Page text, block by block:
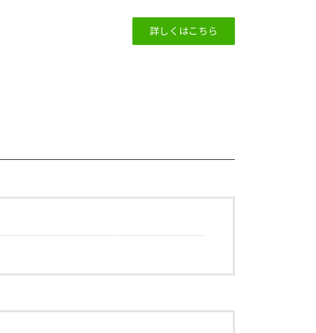
詳しくはこちら